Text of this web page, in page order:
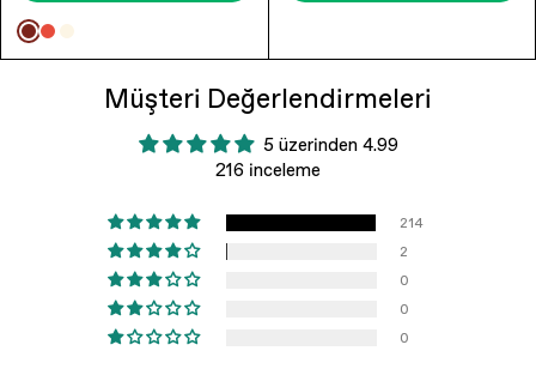
Müşteri Değerlendirmeleri
5 üzerinden 4.99
216 inceleme
214
2
0
0
0